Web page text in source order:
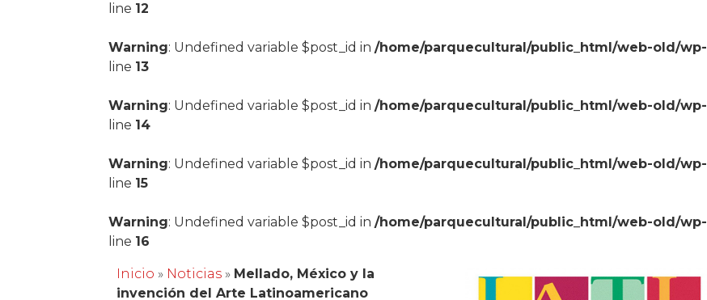
line 12
Warning: Undefined variable $post_id in/home/parquecultural/public_html/web-old/
line 13
Warning: Undefined variable $post_id in/home/parquecultural/public_html/web-old/
line 14
Warning: Undefined variable $post_id in/home/parquecultural/public_html/web-old/
line 15
Warning: Undefined variable $post_id in/home/parquecultural/public_html/web-old/
line 16
Inicio » Noticias » Mellado, México y la
invención del Arte Latinoamericano